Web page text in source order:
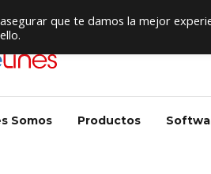
Somos Productos
que te damos la mejor